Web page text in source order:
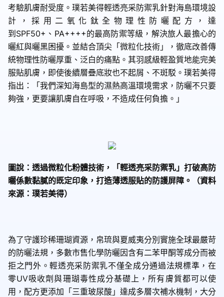
考驗肌膚耐受度。璞若美得輕透亮采防禦乳針對海島環境設
計，採用二氧化鈦全物理性防曬配方，達
到SPF50+ 、 PA++++的最高防禦等級，解決旅人最擔心的
曬紅與曬黑困擾。並結合頂尖「微粒化技術」，徹底改善傳
統物理性防曬厚重、泛白的痛點。其羽感級輕盈質地能完美
服貼肌膚，即使後續層疊底妝也不起屑、不斑駁。璞若美得
指出：「我們深知海島型的濕熱高溫環境需求，防曬不只要
夠強，更要讓肌膚自在呼吸，不造成任何負擔。」
圖說：透過微粒化粉體技術，「輕透亮采防禦乳」打破高防
曬係數黏膩的既定印象，打造薄透服貼的防護屏障。（資料
來源：璞若美得）
為了守護珍稀珊瑚資源，帛琉與夏威夷分別實施全球最嚴苛
的防曬法規，多數市售化學防曬因含有二苯甲酮等成分而被
拒之門外。輕透亮采防禦乳不僅全成分通過法規標準，在
零UV吸收劑與珊瑚毒性成分基礎上，所有膚質都可以使
用，配方更添加「三重玻尿酸」達成多層次補水機制，大分